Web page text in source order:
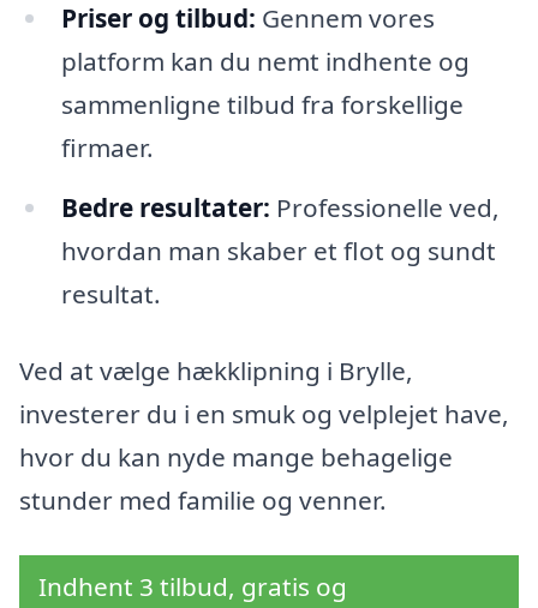
Priser og tilbud: Gennem vores
platform kan du nemt indhente og
sammenligne tilbud fra forskellige
firmaer.
Bedre resultater: Professionelle ved,
hvordan man skaber et flot og sundt
resultat.
Ved at vælge hækklipning i Brylle,
investerer du i en smuk og velplejet have,
hvor du kan nyde mange behagelige
stunder med familie og venner.
Indhent 3 tilbud, gratis og